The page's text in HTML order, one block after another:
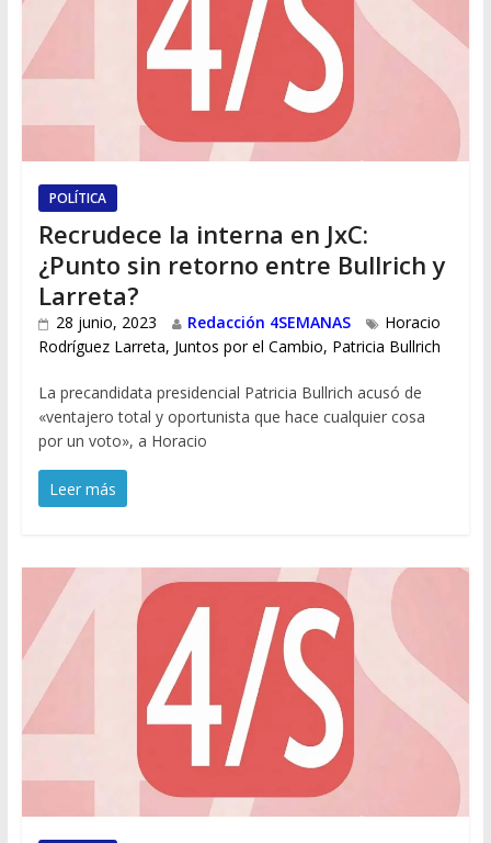
POLÍTICA
Recrudece la interna en JxC:
¿Punto sin retorno entre Bullrich y
Larreta?
28 junio, 2023 Redacción 4SEMANAS
Horacio
Rodríguez Larreta, Juntos por el Cambio, Patricia Bullrich
La precandidata presidencial Patricia Bullrich acusó de
«ventajero total y oportunista que hace cualquier cosa
por un voto», a Horacio
Leer más